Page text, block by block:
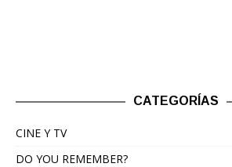
CATEGORÍAS
CINE Y TV
DO YOU REMEMBER?